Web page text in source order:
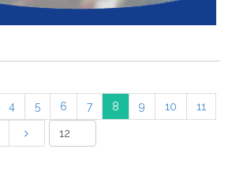
4 5 6 7 8 9 10 11